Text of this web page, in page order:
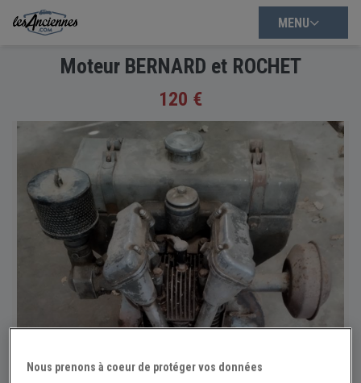
MENU
Moteur BERNARD et ROCHET
120 €
Nous prenons à coeur de protéger vos données